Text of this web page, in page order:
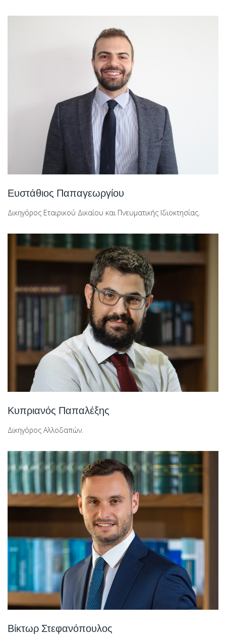
Ευστάθιος Παπαγεωργίου
Δικηγόρος Εταιρικού Δικαίου και Πνευματικής Ιδιοκτησίας.
Κυπριανός Παπαλέξης
Δικηγόρος Αλλοδαπών.
Βίκτωρ Στεφανόπουλος